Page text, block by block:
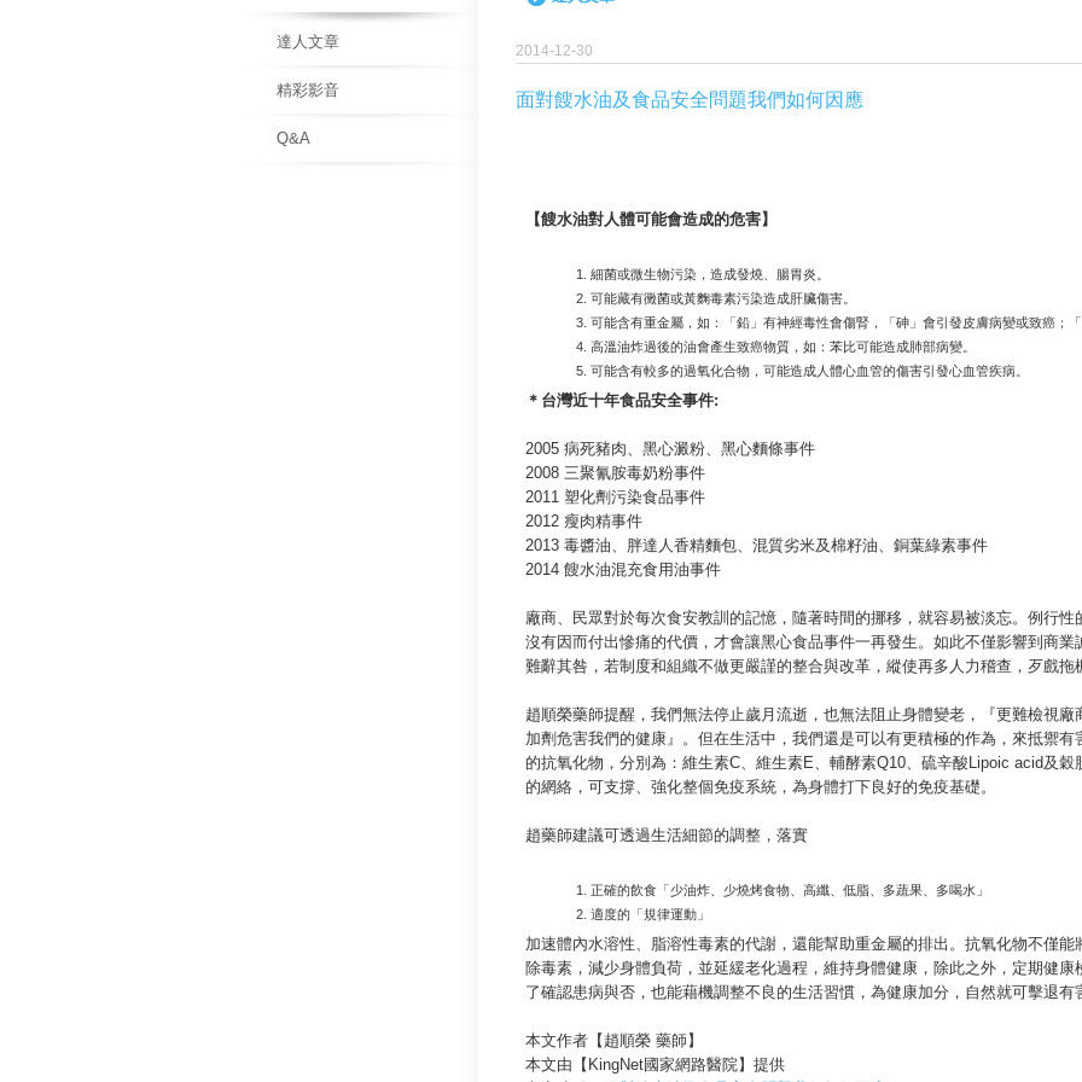
達人文章
精彩影音
Q&A
2014-12-30
面對餿水油及食品安全問題我們如何因應
【餿水油對人體可能會造成的危害】
細菌或微生物污染，造成發燒、腸胃炎。
可能藏有黴菌或黃麴毒素污染造成肝臟傷害。
可能含有重金屬，如：「鉛」有神經毒性會傷腎，「砷」會引發皮膚病變或致癌；「
高溫油炸過後的油會產生致癌物質，如：苯比可能造成肺部病變。
可能含有較多的過氧化合物，可能造成人體心血管的傷害引發心血管疾病。
＊台灣近十年食品安全事件:
2005 病死豬肉、黑心澱粉、黑心麵條事件
2008 三聚氰胺毒奶粉事件
2011 塑化劑污染食品事件
2012 瘦肉精事件
2013 毒醬油、胖達人香精麵包、混質劣米及棉籽油、銅葉綠素事件
2014 餿水油混充食用油事件
廠商、民眾對於每次食安教訓的記憶，隨著時間的挪移，就容易被淡忘。例行
沒有因而付出慘痛的代價，才會讓黑心食品事件一再發生。如此不僅影響到商
難辭其咎，若制度和組織不做更嚴謹的整合與改革，縱使再多人力稽查，歹戲拖
趙順榮藥師提醒，我們無法停止歲月流逝，也無法阻止身體變老，『更難檢視
加劑危害我們的健康』。但在生活中，我們還是可以有更積極的作為，來抵禦
的抗氧化物，分別為：維生素C、維生素E、輔酵素Q10、硫辛酸Lipoic acid及
的網絡，可支撐、強化整個免疫系統，為身體打下良好的免疫基礎。
趙藥師建議可透過生活細節的調整，落實
正確的飲食「少油炸、少燒烤食物、高纖、低脂、多蔬果、多喝水」
適度的「規律運動」
加速體內水溶性、脂溶性毒素的代謝，還能幫助重金屬的排出。抗氧化物不僅
除毒素，減少身體負荷，並延緩老化過程，維持身體健康，除此之外，定期健
了確認患病與否，也能藉機調整不良的生活習慣，為健康加分，自然就可擊退有
本文作者【趙順榮 藥師】
本文由【KingNet國家網路醫院】提供